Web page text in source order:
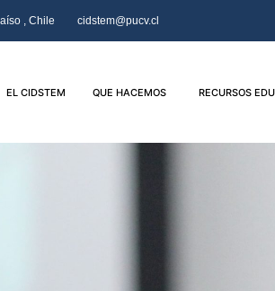
, Chile cidstem@pucv.cl
EL CIDSTEM QUE HACEMOS RECURSOS